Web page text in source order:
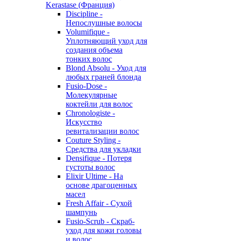
Kerastase (Франция)
Discipline -
Непослушные волосы
Volumifique -
Уплотняющий уход для
создания объема
тонких волос
Blond Absolu - Уход для
любых граней блонда
Fusio-Dose -
Молекулярные
коктейли для волос
Chronologiste -
Искусство
ревитализации волос
Couture Styling -
Средства для укладки
Densifique - Потеря
густоты волос
Elixir Ultime - На
основе драгоценных
масел
Fresh Affair - Сухой
шампунь
Fusio-Scrub - Скраб-
уход для кожи головы
и волос